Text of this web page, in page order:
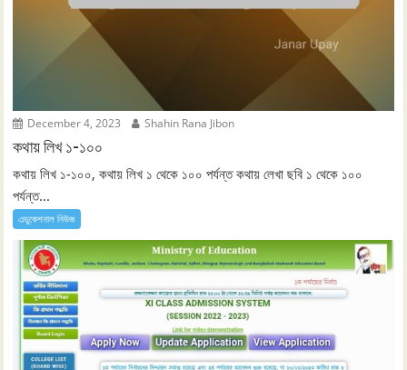
December 4, 2023 Shahin Rana Jibon
কথায় লিখ ১-১০০
কথায় লিখ ১-১০০, কথায় লিখ ১ থেকে ১০০ পর্যন্ত কথায় লেখা ছবি ১ থেকে ১০০
পর্যন্ত...
এডুকেশনাল নিউজ